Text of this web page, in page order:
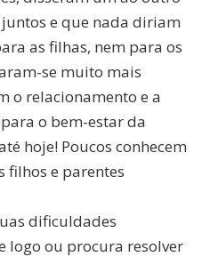
e que nada diriam
as filhas, nem para os
se muito mais
o relacionamento e a
o bem-estar da
hoje! Poucos conhecem
filhos e parentes
dificuldades
logo ou procura resolver